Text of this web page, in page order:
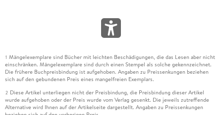
1 Mängelexemplare sind Bücher mit leichten Beschädigungen, die das Lesen aber nicht
einschränken. Mängelexemplare sind durch einen Stempel als solche gekennzeichnet.
Die frühere Buchpreisbindung ist aufgehoben. Angaben zu Preissenkungen beziehen
sich auf den gebundenen Preis eines mangelfreien Exemplars.
2 Diese Artikel unterliegen nicht der Preisbindung, die Preisbindung dieser Artikel
wurde aufgehoben oder der Preis wurde vom Verlag gesenkt. Die jeweils zutreffende
Alternative wird Ihnen auf der Artikelseite dargestellt. Angaben zu Preissenkungen